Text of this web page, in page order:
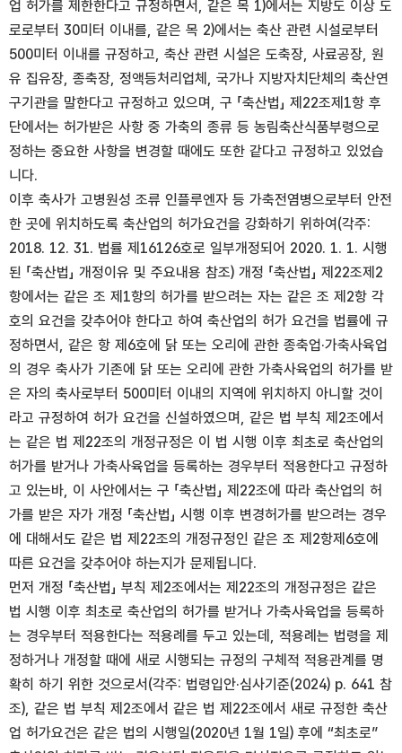
업 허가를 제한한다고 규정하면서, 같은 목 1)에서는 지방도 이상 도
로로부터 30미터 이내를, 같은 목 2)에서는 축산 관련 시설로부터
500미터 이내를 규정하고, 축산 관련 시설은 도축장, 사료공장, 원
유 집유장, 종축장, 정액등처리업체, 국가나 지방자치단체의 축산연
구기관을 말한다고 규정하고 있으며, 구 「축산법」 제22조제1항 후
단에서는 허가받은 사항 중 가축의 종류 등 농림축산식품부령으로
정하는 중요한 사항을 변경할 때에도 또한 같다고 규정하고 있었습
니다.
이후 축사가 고병원성 조류 인플루엔자 등 가축전염병으로부터 안전
한 곳에 위치하도록 축산업의 허가요건을 강화하기 위하여(각주:
2018. 12. 31. 법률 제16126호로 일부개정되어 2020. 1. 1. 시행
된 「축산법」 개정이유 및 주요내용 참조) 개정 「축산법」 제22조제2
항에서는 같은 조 제1항의 허가를 받으려는 자는 같은 조 제2항 각
호의 요건을 갖추어야 한다고 하여 축산업의 허가 요건을 법률에 규
정하면서, 같은 항 제6호에 닭 또는 오리에 관한 종축업·가축사육업
의 경우 축사가 기존에 닭 또는 오리에 관한 가축사육업의 허가를 받
은 자의 축사로부터 500미터 이내의 지역에 위치하지 아니할 것이
라고 규정하여 허가 요건을 신설하였으며, 같은 법 부칙 제2조에서
는 같은 법 제22조의 개정규정은 이 법 시행 이후 최초로 축산업의
허가를 받거나 가축사육업을 등록하는 경우부터 적용한다고 규정하
고 있는바, 이 사안에서는 구 「축산법」 제22조에 따라 축산업의 허
가를 받은 자가 개정 「축산법」 시행 이후 변경허가를 받으려는 경우
에 대해서도 같은 법 제22조의 개정규정인 같은 조 제2항제6호에
따른 요건을 갖추어야 하는지가 문제됩니다.
먼저 개정 「축산법」 부칙 제2조에서는 제22조의 개정규정은 같은
법 시행 이후 최초로 축산업의 허가를 받거나 가축사육업을 등록하
는 경우부터 적용한다는 적용례를 두고 있는데, 적용례는 법령을 제
정하거나 개정할 때에 새로 시행되는 규정의 구체적 적용관계를 명
확히 하기 위한 것으로서(각주: 법령입안·심사기준(2024) p. 641 참
조), 같은 법 부칙 제2조에서 같은 법 제22조에서 새로 규정한 축산
업 허가요건은 같은 법의 시행일(2020년 1월 1일) 후에 “최초로”